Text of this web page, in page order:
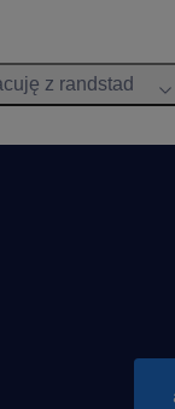
z randstad